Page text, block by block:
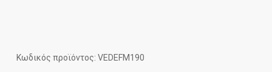
Κωδικός προϊόντος: VEDEFM190